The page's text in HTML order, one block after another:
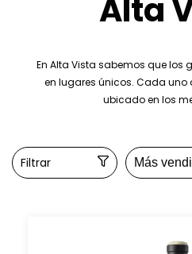
Alta
En Alta Vista sabemos que los
en lugares únicos. Cada uno
ubicado en los
Filtrar